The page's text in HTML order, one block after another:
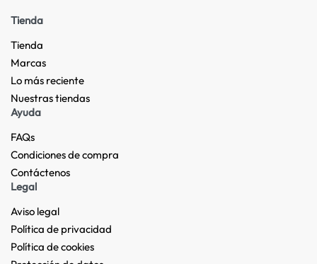
Tienda
Tienda
Marcas
Lo más reciente​
Nuestras tiendas​
Ayuda
FAQs
Condiciones de compra
Contáctenos
Legal
Aviso legal
Política de privacidad
Política de cookies